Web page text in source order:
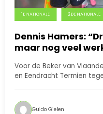
1E NATIONALE 2DE NATIONALE
Dennis Hamers:
maar nog veel
Voor de Beker van
en Eendracht Termien
Guido Gielen